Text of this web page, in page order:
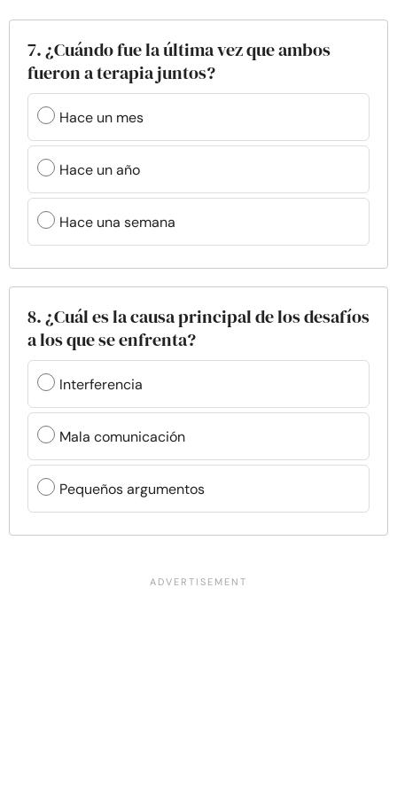
7. ¿Cuándo fue la última vez que ambos
fueron a terapia juntos?
Hace un mes
Hace un año
Hace una semana
8. ¿Cuál es la causa principal de los desafíos
a los que se enfrenta?
Interferencia
Mala comunicación
Pequeños argumentos